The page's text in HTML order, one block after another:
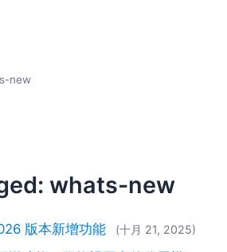
new
whats-new
版本新增功能 (十月 21, 2025)